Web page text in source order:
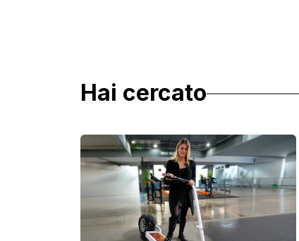
Hai cercato